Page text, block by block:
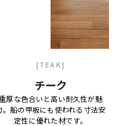
[TEAK]
チーク
重厚な色合いと高い耐久性が魅
。船の甲板にも使われる寸法安
定性に優れた材です。